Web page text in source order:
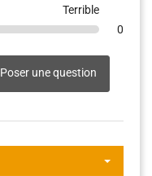
Terrible
0
Poser une question